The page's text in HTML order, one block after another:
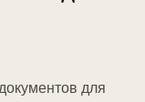
для